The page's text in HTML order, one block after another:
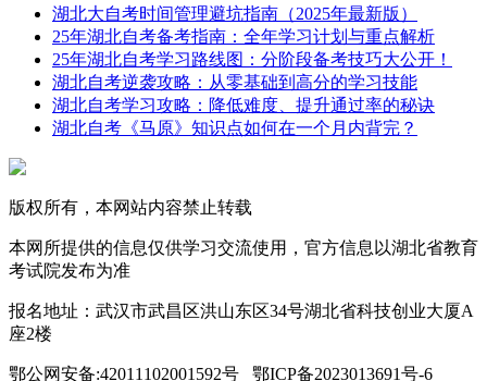
湖北大自考时间管理避坑指南（2025年最新版）
25年湖北自考备考指南：全年学习计划与重点解析
25年湖北自考学习路线图：分阶段备考技巧大公开！
湖北自考逆袭攻略：从零基础到高分的学习技能
湖北自考学习攻略：降低难度、提升通过率的秘诀
湖北自考《马原》知识点如何在一个月内背完？
版权所有，本网站内容禁止转载
本网所提供的信息仅供学习交流使用，官方信息以湖北省教育
考试院发布为准
报名地址：武汉市武昌区洪山东区34号湖北省科技创业大厦A
座2楼
鄂公网安备:42011102001592号 鄂ICP备2023013691号-6